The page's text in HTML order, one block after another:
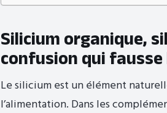
Silicium organique,
confusion qui fausse
Le silicium est un élément
l’alimentation. Dans les